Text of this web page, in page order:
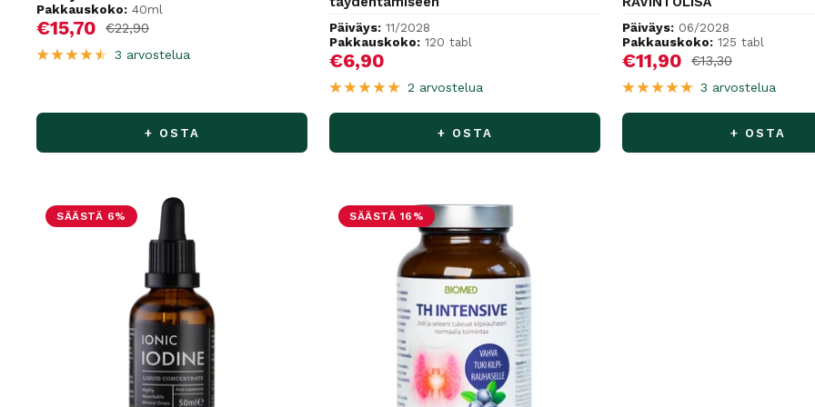
Pakkauskoko: 40ml
Alennushinta
€15,70 Normaalihinta
€22,90
3 arvostelua
+ OSTA
Päiväys: 11/2028
Pakkauskoko: 120 tabl
Alennushinta
€6,90
2 arvostelua
+ OSTA
Päiväys: 06/2028
Pakkauskoko: 125 tabl
Alennushinta
€11,90 Normaalihinta
€13,30
3 arvostelua
+ OSTA
SÄÄSTÄ 6% SÄÄSTÄ 16%